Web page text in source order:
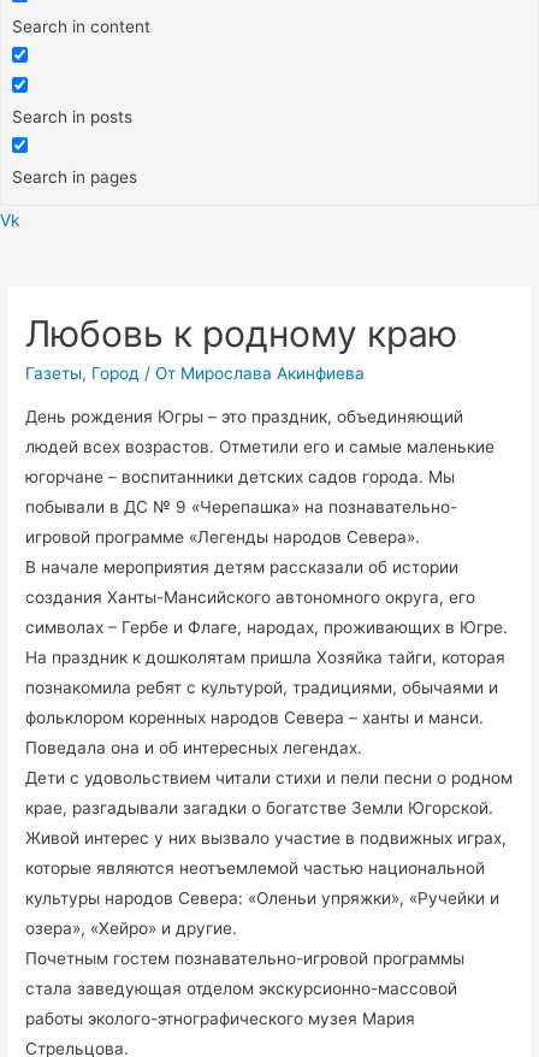
Search in content
Search in posts
Search in pages
Vk
Любовь к родному краю
Газеты, Город / От Мирослава Акинфиева
День рождения Югры – это праздник, объединяющий
людей всех возрастов. Отметили его и самые маленькие
югорчане – воспитанники детских садов города. Мы
побывали в ДС № 9 «Черепашка» на познавательно-
игровой программе «Легенды народов Севера».
В начале мероприятия детям рассказали об истории
создания Ханты-Мансийского автономного округа, его
символах – Гербе и Флаге, народах, проживающих в Югре.
На праздник к дошколятам пришла Хозяйка тайги, которая
познакомила ребят с культурой, традициями, обычаями и
фольклором коренных народов Севера – ханты и манси.
Поведала она и об интересных легендах.
Дети с удовольствием читали стихи и пели песни о родном
крае, разгадывали загадки о богатстве Земли Югорской.
Живой интерес у них вызвало участие в подвижных играх,
которые являются неотъемлемой частью национальной
культуры народов Севера: «Оленьи упряжки», «Ручейки и
озера», «Хейро» и другие.
Почетным гостем познавательно-игровой программы
стала заведующая отделом экскурсионно-массовой
работы эколого-этнографического музея Мария
Стрельцова.